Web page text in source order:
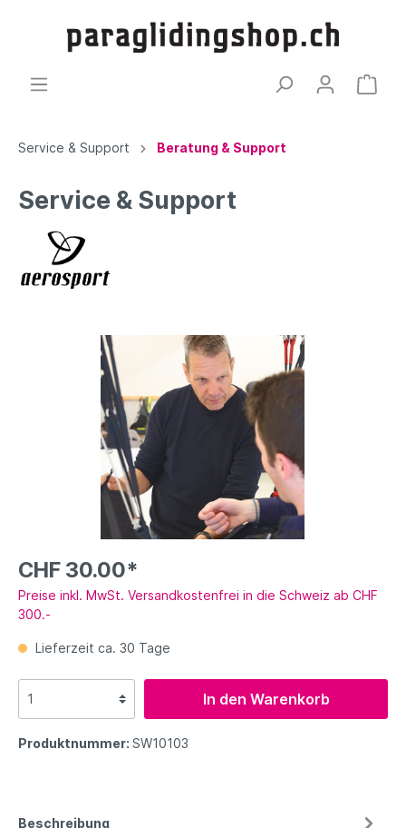
Service & Support Beratung & Support
Service & Support
CHF 30.00*
Preise inkl. MwSt. Versandkostenfrei in die Schweiz ab CHF
300.-
Lieferzeit ca. 30 Tage
In den Warenkorb
Produktnummer: SW10103
Beschreibung